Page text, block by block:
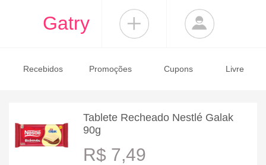
Gatry
Recebidos Promoções Cupons Livre
Tablete Recheado Nestlé Galak
90g
R$ 7,49